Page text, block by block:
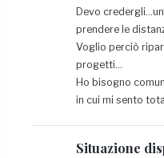
Devo
prendere le
Voglio perciò
progetti…
Ho bisogno
in cui mi sento
Situazione